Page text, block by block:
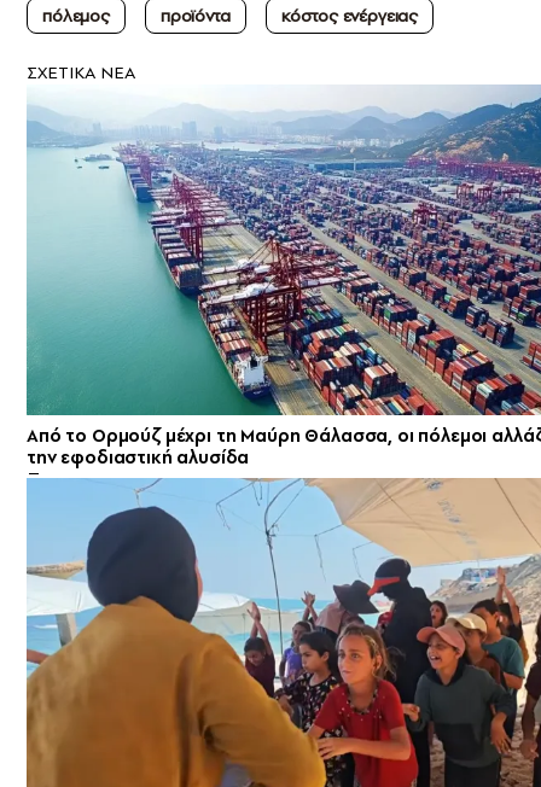
πόλεμος
προϊόντα κόστος ενέργειας
ΣXETIKA NEA
Από το Ορμούζ μέχρι τη Μαύρη Θάλασσα, οι πόλεμοι
την εφοδιαστική αλυσίδα